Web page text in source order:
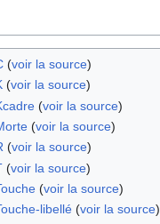
(voir la source)
(voir la source)
(voir la source)
(voir la source)
(voir la source)
(voir la source)
(voir la source)
libellé(voir la source)